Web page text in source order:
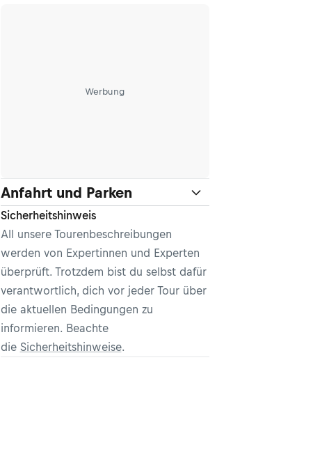
Werbung
Anfahrt und Parken
Sicherheitshinweis
All unsere Tourenbeschreibungen
werden von Expertinnen und Experten
überprüft. Trotzdem bist du selbst dafür
verantwortlich, dich vor jeder Tour über
die aktuellen Bedingungen zu
informieren. Beachte
die Sicherheitshinweise.